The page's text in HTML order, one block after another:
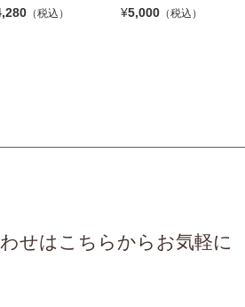
（税込）
¥5,000 （税込）
せはこちらからお気軽に